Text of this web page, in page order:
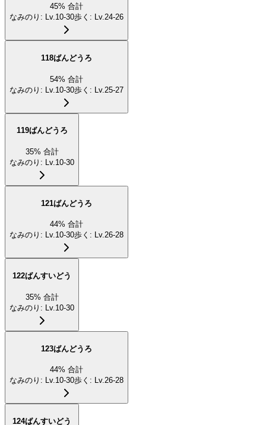
45% 合計
なみのり : Lv.10-30歩く : Lv.24-26
118ばんどうろ
54% 合計
なみのり : Lv.10-30歩く : Lv.25-27
119ばんどうろ
35% 合計
なみのり : Lv.10-30
121ばんどうろ
44% 合計
なみのり : Lv.10-30歩く : Lv.26-28
122ばんすいどう
35% 合計
なみのり : Lv.10-30
123ばんどうろ
44% 合計
なみのり : Lv.10-30歩く : Lv.26-28
124ばんすいどう